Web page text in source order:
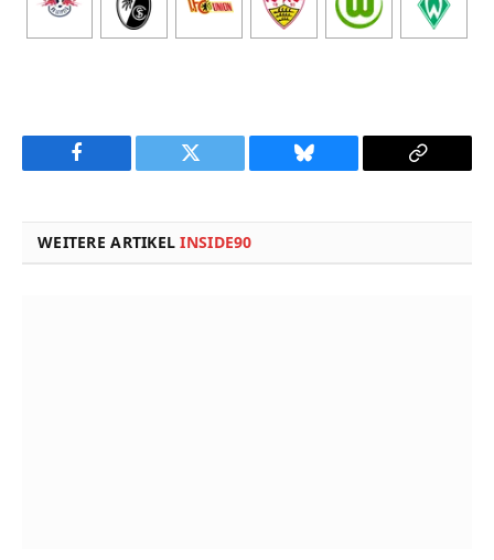
Facebook Twitter Bluesky
Copy
WEITERE ARTIKELINSIDE90